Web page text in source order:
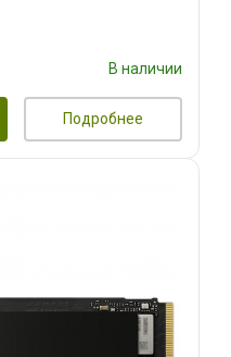
В наличии
Подробнее